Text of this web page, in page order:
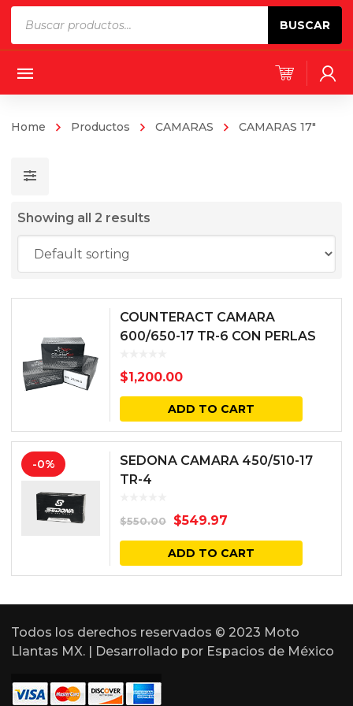
BUSCAR
Home Productos CAMARAS CAMARAS 17"
Showing all 2 results
COUNTERACT CAMARA
600/650-17 TR-6 CON PERLAS
$1,200.00
ADD TO CART
-0%
SEDONA CAMARA 450/510-17
TR-4
$550.00 $549.97
ADD TO CART
Todos los derechos reservados © 2023 Moto
Llantas MX. | Desarrollado por Espacios de México